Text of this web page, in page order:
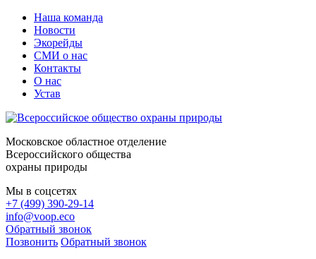
Наша команда
Новости
Экорейды
СМИ о нас
Контакты
О нас
Устав
Московское областное отделение
Всероссийского общества
охраны природы
Мы в соцсетях
+7 (499) 390-29-14
info@voop.eco
Обратный звонок
Позвонить Обратный звонок